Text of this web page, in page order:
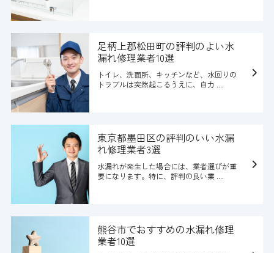
足柄上郡松田町の評判のよい水
漏れ修理業者10選
トイレ、洗面所、キッチンなど、水回りの
トラブルは突然起こるうえに、自力 ....
東京都墨田区の評判のいい水漏
れ修理業者3選
水漏れが発生した場合には、業者選びが重
要になります。特に、評判の良い業 ....
熊谷市でおすすめの水漏れ修理
業者10選